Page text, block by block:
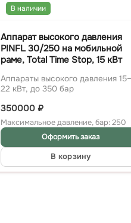
В наличии
Аппарат высокого давления
PINFL 30/250 на мобильной
раме, Total Time Stop, 15 кВт
Аппараты высокого давления 15–
22 кВт, до 350 бар
350000₽
Максимальное давление, бар: 250
Оформить заказ
В корзину